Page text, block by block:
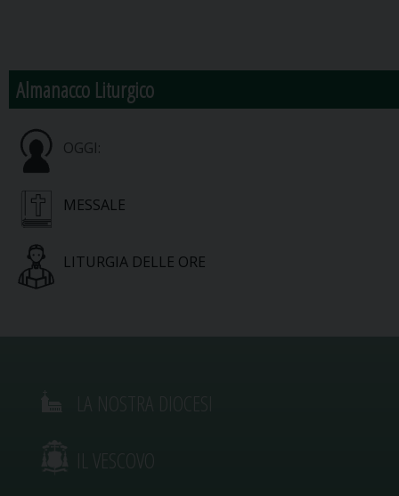
Almanacco Liturgico
OGGI:
MESSALE
LITURGIA DELLE ORE
IL VESCOVO